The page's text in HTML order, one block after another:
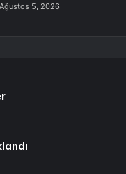
Ağustos 5, 2026